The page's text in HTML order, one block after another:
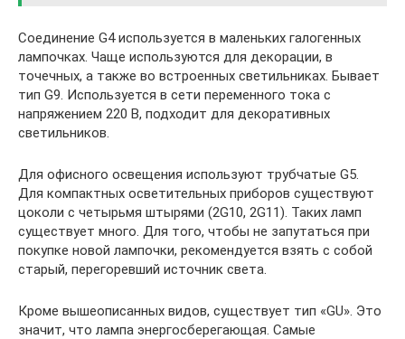
Соединение G4 используется в маленьких галогенных
лампочках. Чаще используются для декорации, в
точечных, а также во встроенных светильниках. Бывает
тип G9. Используется в сети переменного тока с
напряжением 220 В, подходит для декоративных
светильников.
Для офисного освещения используют трубчатые G5.
Для компактных осветительных приборов существуют
цоколи с четырьмя штырями (2G10, 2G11). Таких ламп
существует много. Для того, чтобы не запутаться при
покупке новой лампочки, рекомендуется взять с собой
старый, перегоревший источник света.
Кроме вышеописанных видов, существует тип «GU». Это
значит, что лампа энергосберегающая. Самые